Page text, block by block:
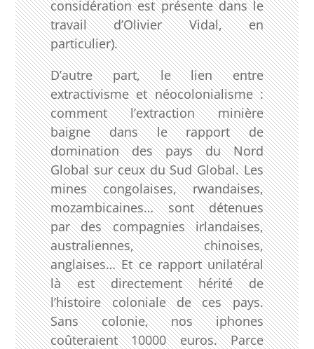
considération est présente dans le
travail d’Olivier Vidal, en
particulier).
D’autre part, le lien entre
extractivisme et néocolonialisme :
comment l’extraction minière
baigne dans le rapport de
domination des pays du Nord
Global sur ceux du Sud Global. Les
mines congolaises, rwandaises,
mozambicaines… sont détenues
par des compagnies irlandaises,
australiennes, chinoises,
anglaises… Et ce rapport unilatéral
là est directement hérité de
l’histoire coloniale de ces pays.
Sans colonie, nos iphones
coûteraient 10000 euros. Parce